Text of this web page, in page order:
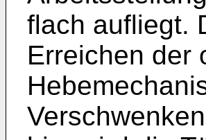
flach aufliegt.
Erreichen der